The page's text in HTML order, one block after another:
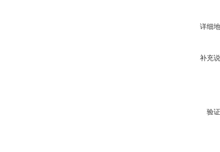
详细
补充
验